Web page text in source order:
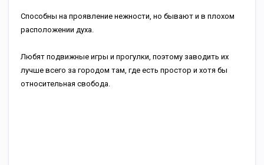
Способны на проявление нежности, но бывают и в плохом
расположении духа.
Любят подвижные игры и прогулки, поэтому заводить их
лучше всего за городом там, где есть простор и хотя бы
относительная свобода.